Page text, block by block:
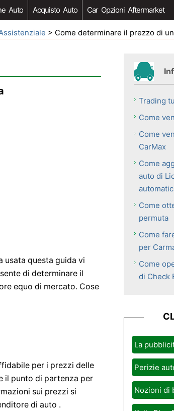
Auto Acquisto Auto Car Opzioni Aftermarket
> Come determinare il prezzo di
usata questa guida vi
di determinare il
equo di mercato. Cose
per i prezzi delle
il punto di partenza per
sui prezzi si
di auto .
Trading
Come
Come
CarMax
Come
auto di
Come
permuta
Come
per
Come
di Check
La
Perizie
Nozioni di